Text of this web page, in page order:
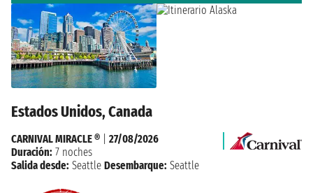
Estados Unidos, Canada
CARNIVAL MIRACLE ®
27/08/2026
Duración: 7 noches
Salida desde: Seattle Desembarque: Seattle